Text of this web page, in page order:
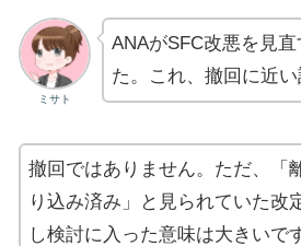
ミサト
ANAがSFC改悪を見
た。これ、撤回に近
撤回ではありません。ただ、「
り込み済み」と見られていた改
し検討に入った意味は大きいで